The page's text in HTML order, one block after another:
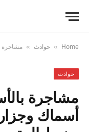
Home
» حوادث » مشاجرة
حوادث
مشاجرة
أسماك